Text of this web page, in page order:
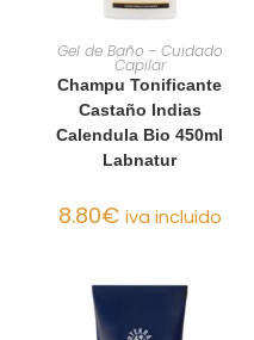
AÑADIR AL CARRITO
Gel de Baño - Cuidado
Capilar
Champu Tonificante
Castaño Indias
Calendula Bio 450ml
Labnatur
8.80€ iva incluido